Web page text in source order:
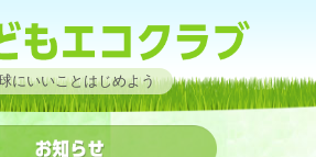
にいいことはじめよう